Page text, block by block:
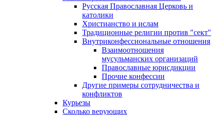
Русская Православная Церковь и
католики
Христианство и ислам
Традиционные религии против "сект"
Внутриконфессиональные отношения
Взаимоотношения
мусульманских организаций
Православные юрисдикции
Прочие конфессии
Другие примеры сотрудничества и
конфликтов
Курьезы
Сколько верующих